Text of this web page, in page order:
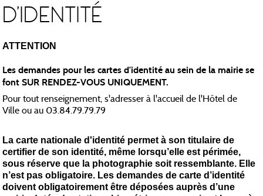
D'IDENTITÉ
ATTENTION
Les demandes pour les cartes d'identité au sein de la mairie se
font SUR RENDEZ-VOUS UNIQUEMENT.
Pour tout renseignement, s'adresser à l'accueil de l'Hôtel de
Ville ou au 03.84.79.79.79
La carte nationale d'identité permet à son titulaire de
certifier de son identité, même lorsqu’elle est périmée,
sous réserve que la photographie soit ressemblante. Elle
n’est pas obligatoire. Les demandes de carte d’identité
doivent obligatoirement être déposées auprès d’une